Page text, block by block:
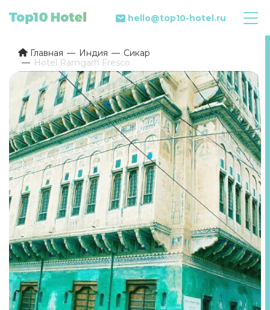
hello@top10-hotel.ru
Главная Индия
Сикар
Hotel Ramgarh Fresco